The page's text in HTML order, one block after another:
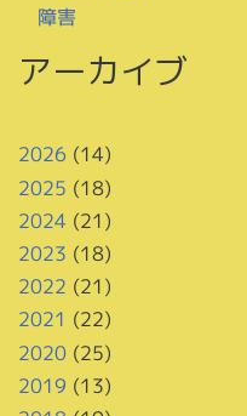
障害
アーカイブ
2026 (14)
2025 (18)
2024 (21)
2023 (18)
2022 (21)
2021 (22)
2020(25)
2019 (13)